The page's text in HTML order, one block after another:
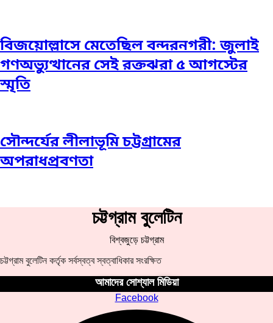
বিজয়োল্লাসে মেতেছিল বন্দরনগরী: জুলাই
গণঅভ্যুত্থানের সেই রক্তঝরা ৫ আগস্টের
স্মৃতি
সৌন্দর্যের লীলাভূমি চট্টগ্রামের
অপরাধপ্রবণতা
চট্টগ্রাম বুলেটিন
বিশ্বজুড়ে চট্টগ্রাম
চট্টগ্রাম বুলেটিন কর্তৃক সর্বস্বত্ব স্বত্বাধিকার সংরক্ষিত
আমাদের সোশ্যাল মিডিয়া
Facebook